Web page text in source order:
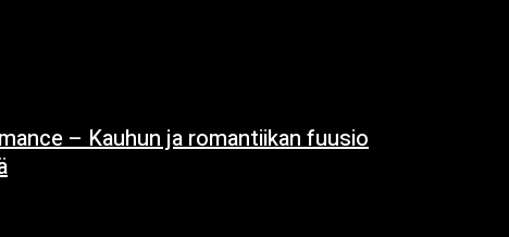
– Kauhun ja romantiikan fuusio